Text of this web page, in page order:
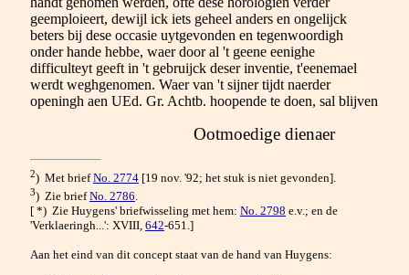
geemploieert, dewijl ick iets geheel anders en ongelijck
beters bij dese occasie uytgevonden en tegenwoordigh
onder hande hebbe, waer door al 't geene eenighe
difficulteyt geeft in 't gebruijck deser inventie, t'eenemael
werdt weghgenomen. Waer van 't sijner tijdt naerder
openingh aen UEd. Gr. Achtb. hoopende te doen, sal blijven
Ootmoedige dienaer
2) Met briefNo. 2774 [19 nov. '92; het stuk is niet gevonden].
3) Zie briefNo. 2786
[ *) Zie Huygens' briefwisseling met hem: No. 2798 e.v.; en de
'Verklaeringh...': XVIII, 642-651.]
Aan het eind van dit concept staat van de hand van Huygens: